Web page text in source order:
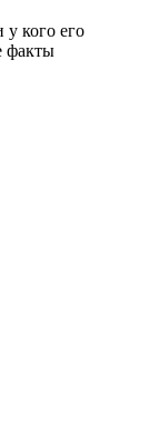
у кого его
факты